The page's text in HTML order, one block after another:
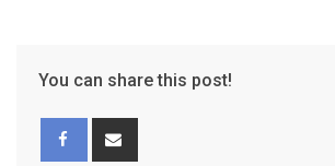
You can share this post!